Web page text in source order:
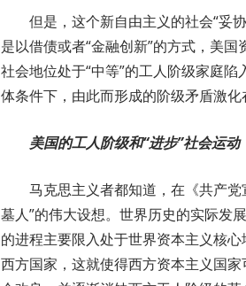
但是，这个新自由主义的社会“妥
是以借债或者“金融创新”的方式，美
社会地位处于“中等”的工人阶级家庭
体条件下，由此而形成的阶级矛盾激
美国的工人阶级和“进步”社会运动
马克思主义者都知道，在《共产
墓人”的伟大设想。世界历史的实际发
的进程主要限入处于世界资本主义核
西方国家，这就使得西方资本主义国